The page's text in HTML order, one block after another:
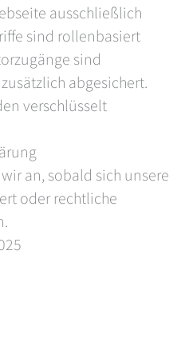
ausschließlich
sind rollenbasiert
sind
abgesichert.
verschlüsselt
an, sobald sich unsere
oder rechtliche